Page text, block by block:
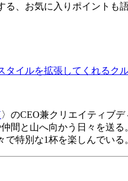
、お気に入りポイントも
イルを拡張してくれるク
〉のCEO兼クリエイティブ
間と山へ向かう日々を送
特別な1杯を楽しんでいる